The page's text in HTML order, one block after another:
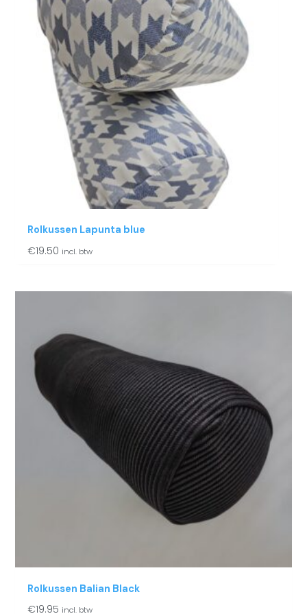
Rolkussen Lapunta blue
€19.50 incl. btw
Rolkussen Balian Black
€19.95 incl. btw